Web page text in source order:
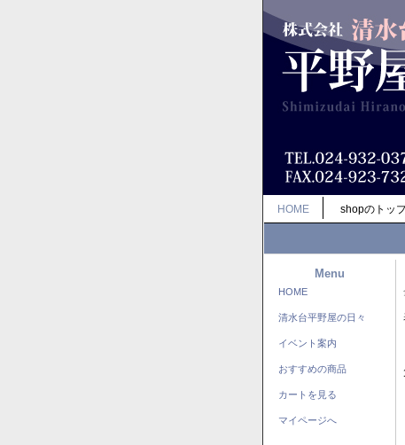
HOME shopのトッ
Menu
HOME
清水台平野屋の日々
イベント案内
おすすめの商品
カートを見る
マイページへ